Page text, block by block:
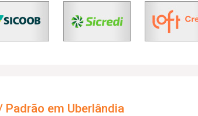
Padrão em Uberlândia